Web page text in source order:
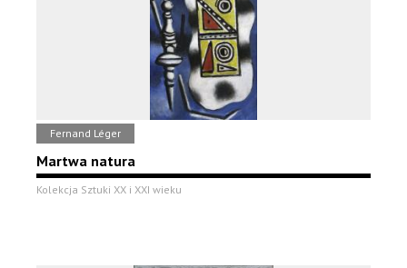
Fernand Léger
Martwa natura
Kolekcja Sztuki XX i XXI wieku